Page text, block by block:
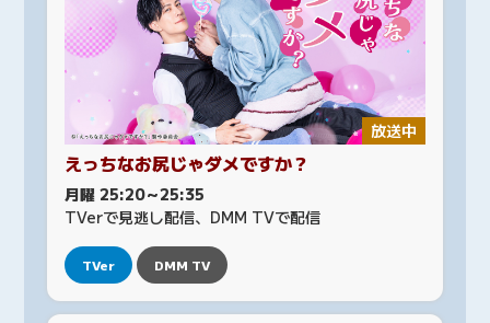
放送中
えっちなお尻じゃダメですか？
月曜 25:20～25:35
TVerで見逃し配信、DMM TVで配信
TVer DMM TV